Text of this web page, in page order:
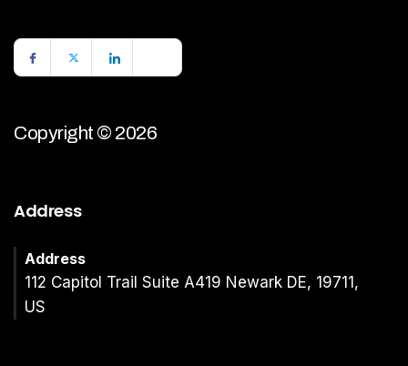
Copyright © 2026
Address
Address
112 Capitol Trail Suite A419 Newark DE, 19711,
US